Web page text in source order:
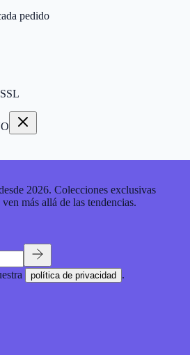
pedido
2026. Colecciones exclusivas
más allá de las tendencias.
política de privacidad .